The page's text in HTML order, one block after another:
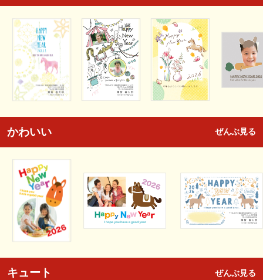
かわいい ぜんぶ見る
キュート ぜんぶ見る